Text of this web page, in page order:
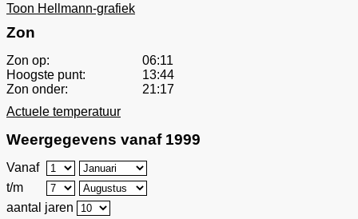
Toon Hellmann-grafiek
Zon
Zon op:
06:11
Hoogste punt:
13:44
Zon onder:
21:17
Actuele temperatuur
Weergegevens vanaf 1999
Vanaf
t/m
aantal jaren